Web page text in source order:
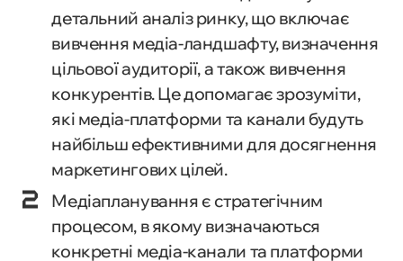
детальний аналіз ринку, що включає
вивчення медіа-ландшафту, визначення
цільової аудиторії, а також вивчення
конкурентів. Це допомагає зрозуміти,
які медіа-платформи та канали будуть
найбільш ефективними для досягнення
маркетингових цілей.
Медіапланування є стратегічним
процесом, в якому визначаються
конкретні медіа-канали та платформи